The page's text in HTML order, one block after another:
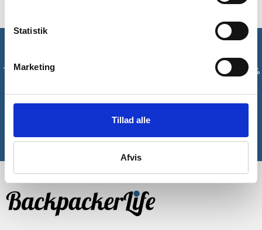
Statistik
Marketing
Tillad alle
Afvis
Tilmeld dig vores nyhedsbrev og modtag med det samme en 10%
*Gælder ikke allerede nedsatte varer